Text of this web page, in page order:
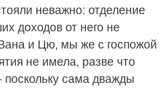
неважно: отделение
доходов от него не
и Цю, мы же с госпожой
не имела, разве что
сама дважды